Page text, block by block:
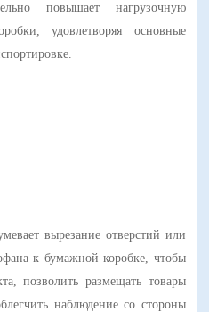
повышает нагрузочную
удовлетворяя основные
вырезание отверстий или
к бумажной коробке, чтобы
позволить размещать товары
наблюдение со стороны